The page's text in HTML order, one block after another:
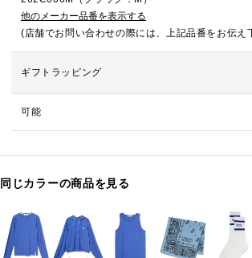
他のメーカー品番を表示する
(店舗でお問い合わせの際には、上記品番をお伝え
ギフトラッピング
可能
同じカラーの商品を見る